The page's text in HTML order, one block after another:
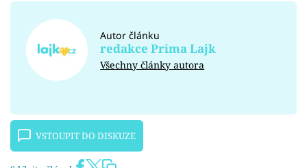
Autor článku
redakce Prima Lajk
Všechny články autora
VSTOUPIT DO DISKUZE